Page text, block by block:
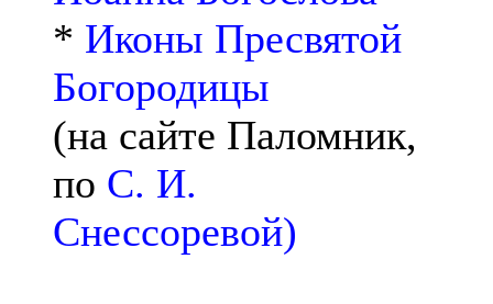
* Иконы Пресвятой
Богородицы
(на сайте Паломник,
по С. И.
Снессоревой)